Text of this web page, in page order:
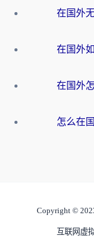
Copyright ©
互联网虚